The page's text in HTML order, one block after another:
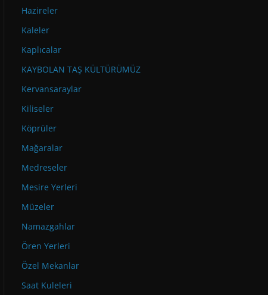
Hazireler
Kaleler
Kaplıcalar
KAYBOLAN TAŞ KÜLTÜRÜMÜZ
Kervansaraylar
Kiliseler
Köprüler
Mağaralar
Medreseler
Mesire Yerleri
Müzeler
Namazgahlar
Ören Yerleri
Özel Mekanlar
Saat Kuleleri